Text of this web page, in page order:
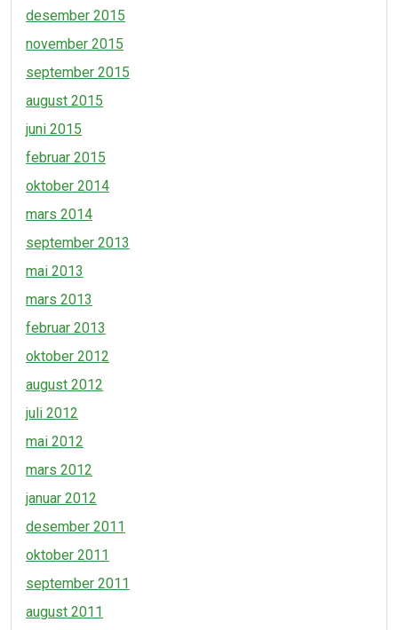
desember 2015
november 2015
september 2015
august 2015
juni 2015
februar 2015
oktober 2014
mars 2014
september 2013
mai 2013
mars 2013
februar 2013
oktober 2012
august 2012
juli 2012
mai 2012
mars 2012
januar 2012
desember 2011
oktober 2011
september 2011
august 2011